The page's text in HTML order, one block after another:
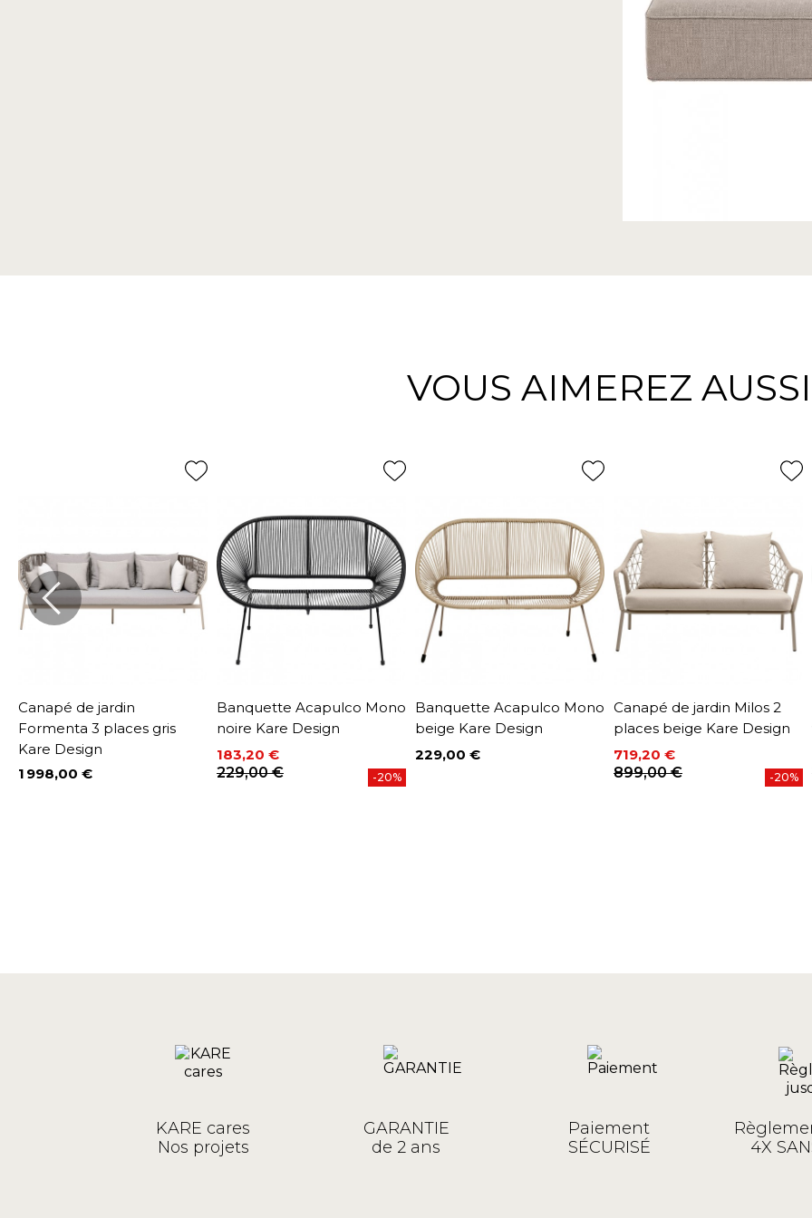
VOUS AIMEREZ AUSSI
Canapé de jardin
Formenta 3 places gris
Kare Design
Prix
1 998,00 €
Banquette Acapulco Mono
noire Kare Design
Prix
183,20 €
Prix de base
229,00 € -20%
Banquette Acapulco Mono
beige Kare Design
Prix
229,00 €
Canapé de jardin Milos 2
places beige Kare Design
Prix
719,20 €
Prix de base
899,00 € -20%
KARE cares
Nos projets
GARANTIE
de 2 ans
Paiement
SÉCURISÉ
4X